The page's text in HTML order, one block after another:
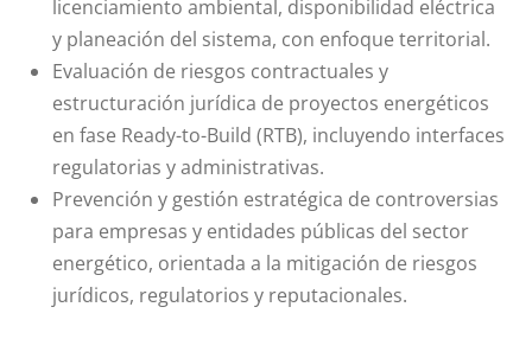
licenciamiento ambiental, disponibilidad eléctrica
y planeación del sistema, con enfoque territorial.
Evaluación de riesgos contractuales y
estructuración jurídica de proyectos energéticos
en fase Ready-to-Build (RTB), incluyendo interfaces
regulatorias y administrativas.
Prevención y gestión estratégica de controversias
para empresas y entidades públicas del sector
energético, orientada a la mitigación de riesgos
jurídicos, regulatorios y reputacionales.